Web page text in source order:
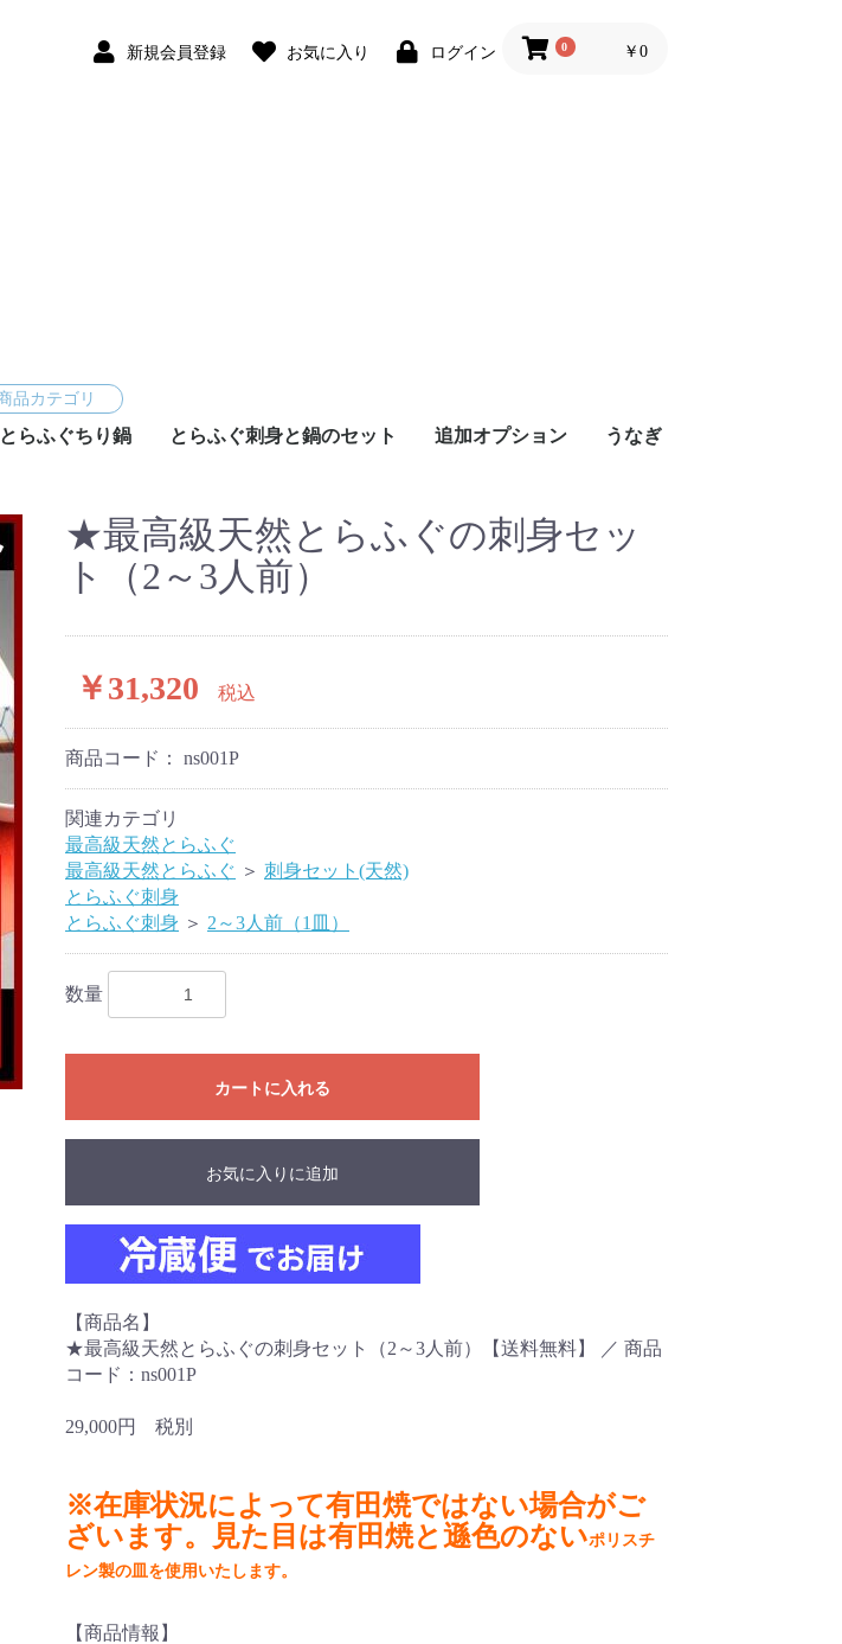
新規会員登録 お気に入り ログイン 0 ￥0
とらふぐちり鍋 とらふぐ刺身と鍋のセット 追加オプション うなぎ
★最高級天然とらふぐの刺身セッ
ト（2～3人前）
￥31,320 税込
商品コード： ns001P
関連カテゴリ
最高級天然とらふぐ
最高級天然とらふぐ ＞ 刺身セット(天然)
とらふぐ刺身
とらふぐ刺身 ＞ 2～3人前（1皿）
数量
カートに入れる
お気に入りに追加
【商品名】
★最高級天然とらふぐの刺身セット（2～3人前）【送料無料】 ／ 商品
コード：ns001P
29,000円 税別
※在庫状況によって有田焼ではない場合がご
ざいます。見た目は有田焼と遜色のないポリスチ
レン製の皿を使用いたします。
【商品情報】